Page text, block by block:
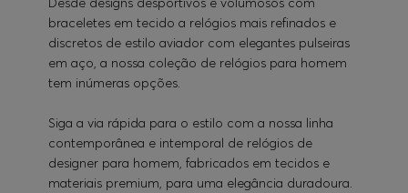
braceletes em tecido a relógios mais refinados e
discretos de estilo aviador com elegantes pulseiras
em aço, a nossa coleção de relógios para homem
tem inúmeras opções.
Siga a via rápida para o estilo com a nossa linha
contemporânea e intemporal de relógios de
designer para homem, fabricados em tecidos e
materiais premium, para uma elegância duradoura.